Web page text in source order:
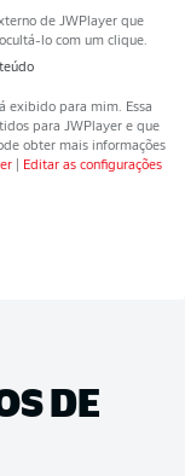
de JWPlayerque
lo com um clique.
exibido para mim. Essa
para JWPlayere que
obter mais informações
Editar as configurações
DE